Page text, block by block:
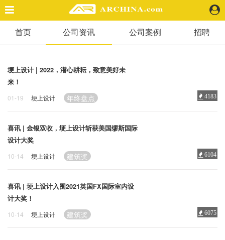
精选案例
景 观
头条资讯
业 界
机 构
快速搜索
首页 公司资讯 公司案例 招聘
埂上设计 | 2022，潜心耕耘，致意美好未
来！
01-19 埂上设计 年终盘点 4183
喜讯 | 金银双收，埂上设计斩获美国缪斯国际
设计大奖
10-14 埂上设计 建筑奖 6104
喜讯 | 埂上设计入围2021英国FX国际室内设
计大奖！
10-14 埂上设计 建筑奖 6075